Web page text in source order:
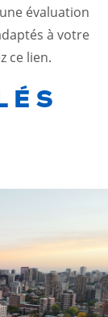
évaluation
à votre
ce lien.